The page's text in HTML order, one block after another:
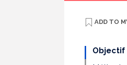
ADD TO
Objectif